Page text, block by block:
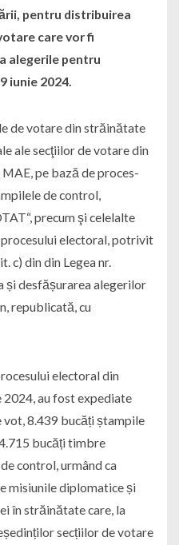
pentru distribuirea
care vor fi
alegerile pentru
iunie 2024.
de votare din străinătate
ale secţiilor de votare din
pe bază de proces-
de control,
precum şi celelalte
electoral, potrivit
c) din din Legea nr.
desfășurarea alegerilor
republicată, cu
electoral din
au fost expediate
8.439 bucăți ștampile
bucăți timbre
control, urmând ca
misiunile diplomatice și
în străinătate care, la
secțiilor de votare